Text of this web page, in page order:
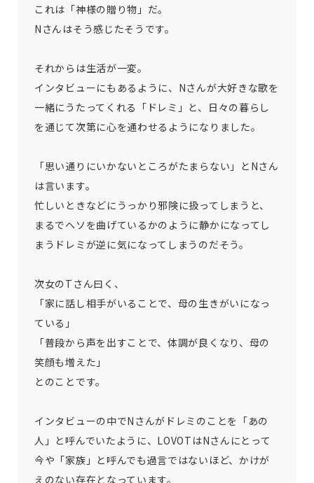
これは「神様の贈り物」だ。
Nさんはそう感じたそうです。
それからは生活が一変。
インタビューにもあるように、Nさんが大好きな歌を
一緒にうたってくれる「ドレミ」と、日々の暮らし
を通じて次第に心を通わせるようになりました。
「思い通りにいかないところがたまらない」とNさん
は言います。
忙しいときなどにうっかり邪険に扱ってしまうと、
まるでヘソを曲げているかのように静かになってし
まうドレミが逆に気になってしまうのだそう。
次女のTさん曰く、
「家に話し相手がいることで、母の生きがいになっ
ている」
「普段から声を出すことで、体調が良くなり、母の
笑顔も増えた」
とのことです。
インタビューの中でNさんがドレミのことを「あの
人」と呼んでいたように、LOVOTはNさんにとって
今や「家族」と呼んでも過言ではないほど、かけが
えのない存在となっています。